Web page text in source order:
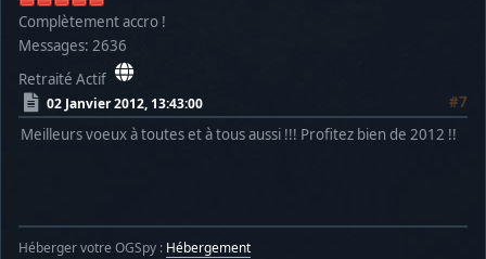
Complètement accro !
Messages: 2636
Retraité Actif
02 Janvier 2012, 13:43:00
#7
Meilleurs voeux à toutes et à tous aussi !!! Profitez bien de 2012 !!
Héberger votre OGSpy : Hébergement